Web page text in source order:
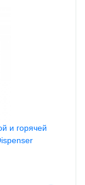
и горячей